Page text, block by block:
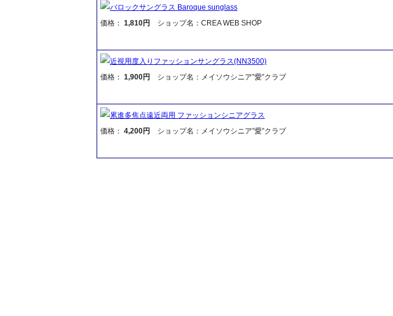
バロックサングラス Baroque sunglass
価格： 1,810円 ショップ名：CREA WEB SHOP
近視用度入りファッションサングラス(NN3500)
価格： 1,900円 ショップ名：メイソウシニア”愛”クラブ
累進多焦点遠近両用 ファッションシニアグラス
価格： 4,200円 ショップ名：メイソウシニア”愛”クラブ